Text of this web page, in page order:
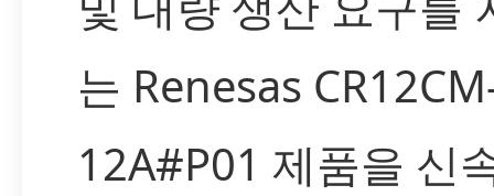
는 Renesas
12A#P01 제품을 신